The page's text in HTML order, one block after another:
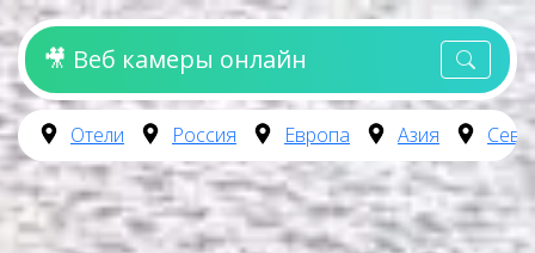
🎥 Веб камеры онлайн
Отели Россия Европа Азия